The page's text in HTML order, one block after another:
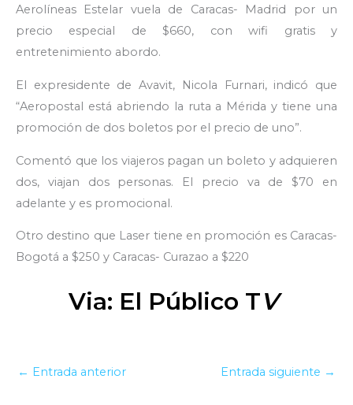
Aerolíneas Estelar vuela de Caracas- Madrid por un
precio especial de $660, con wifi gratis y
entretenimiento abordo.
El expresidente de Avavit, Nicola Furnari, indicó que
“Aeropostal está abriendo la ruta a Mérida y tiene una
promoción de dos boletos por el precio de uno”.
Comentó que los viajeros pagan un boleto y adquieren
dos, viajan dos personas. El precio va de $70 en
adelante y es promocional.
Otro destino que Laser tiene en promoción es Caracas-
Bogotá a $250 y Caracas- Curazao a $220
Via: El Público TV
← Entrada anterior Entrada siguiente →